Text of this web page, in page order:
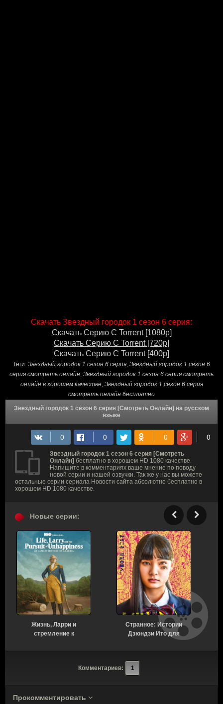
Скачать Звездный городок 1 сезон 6 серия:
Скачать Серию С Torrent [1080p]
Скачать Серию С Torrent [720p]
Скачать Серию С Torrent [400p]
Теги: Звездный городок 1 сезон 6 серия, Звездный городок 1 сезон 6
серия смотреть онлайн, Звездный городок 1 сезон 6 серия смотреть
онлайн в хорошем качестве, Звездный городок 1 сезон 6 серия
смотреть онлайн бесплатно
Звездный городок 1 сезон 6 серия [Смотреть Онлайн] на русском
языке
Звездный городок 1 сезон 6 серия [Смотреть
Онлайн] бесплатно в хорошем HD 1080 качестве.
Напишите в комментариях ваше мнение по поводу
новой серии и нашей озвучки. Так же у нас вы можете
остальные серии сериала Новости сайта абсолютно бесплатно в
хорошем HD 1080 качестве.
Новые серии:
Жизнь, Ларри и
стремление к
история Америки 1 сезон
Странное: Истории
Дзюндзи Ито для
сезон 6 серия [Смотреть
Комментариев:
1
Прокомментировать